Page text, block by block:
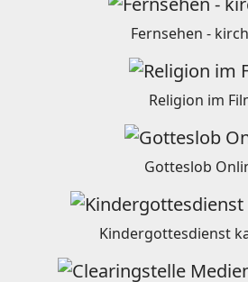
Fernsehen -
Religion im
Gotteslob
Kindergottesdienst